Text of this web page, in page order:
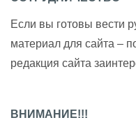
Если вы готовы вести
материал для сайта –
редакция сайта
ВНИМАНИЕ!!!